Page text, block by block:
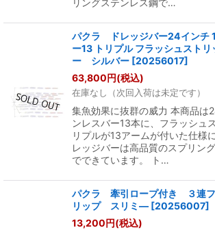
リングステンレス鋼で…
パクラ ドレッジバー24インチ
ー13 トリプル フラッシュストリ
ー シルバー [20256017]
63,800円(税込)
在庫なし（次回入荷は未定です）
集魚効果に抜群の威力 本商品は
ンレスバー13本に、フラッシュ
リプルが13アームが付いた仕様
レッジバーは高品質のスプリン
でできています。 ト…
パクラ 牽引ロープ付き ３連フ
リップ スリミ― [20256007]
13,200円(税込)